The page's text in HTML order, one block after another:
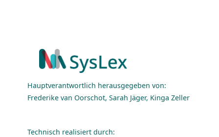
Hauptverantwortlich herausgegeben von:
Frederike van Oorschot, Sarah Jäger, Kinga Zeller
Technisch realisiert durch: